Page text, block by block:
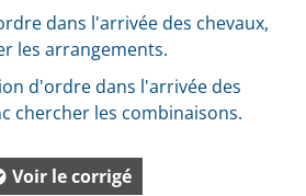
dans l'arrivée des chevaux,
les arrangements.
d'ordre dans l'arrivée des
chercher les combinaisons.
Voir le corrigé